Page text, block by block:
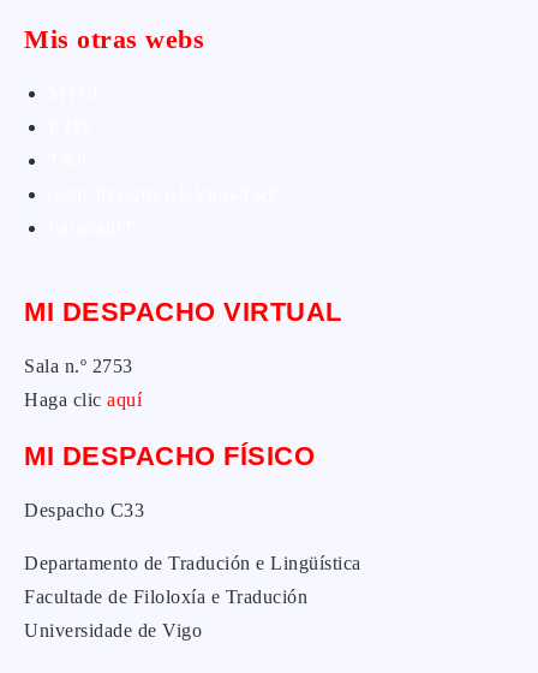
Mis otras webs
MI DESPACHO VIRTUAL
Sala n.º 2753
Haga clic aquí
MI DESPACHO FÍSICO
Despacho C33
Departamento de Tradución e Lingüística
Facultade de Filoloxía e Tradución
Universidade de Vigo